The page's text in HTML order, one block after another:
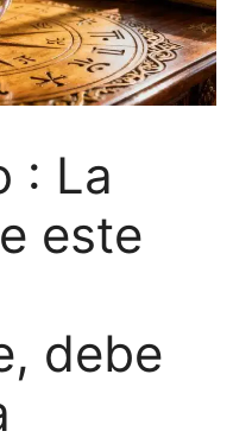
: La
este
debe